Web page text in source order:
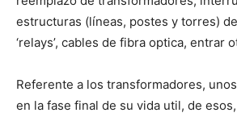
estructuras (líneas, postes y torres)
‘relays’, cables de fibra optica, entrar
Referente a los transformadores,
en la fase final de su vida util, de